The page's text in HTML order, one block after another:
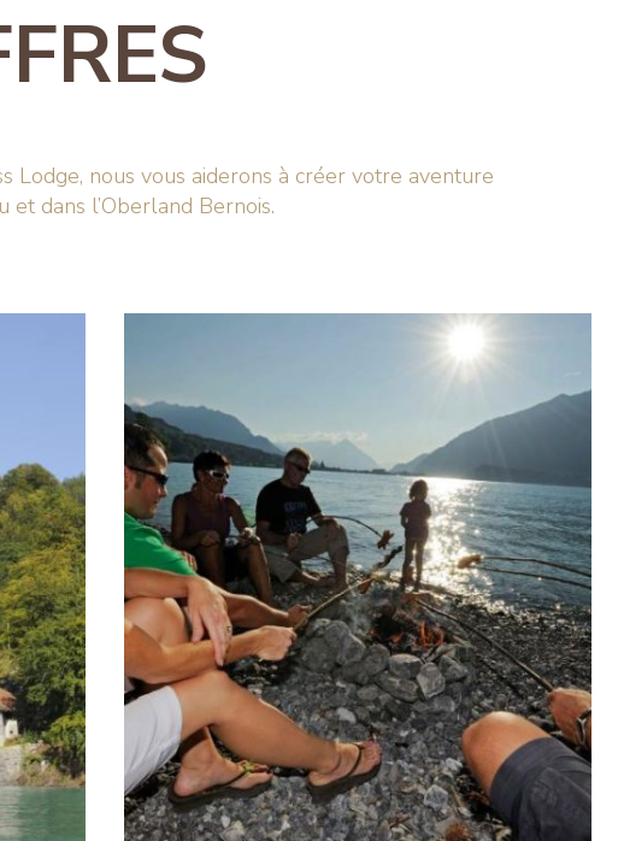
Lodge, nous vous aiderons à créer votre aventure
dans l’Oberland Bernois.